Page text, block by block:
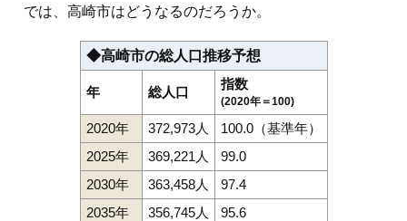
中豊岡町 7.2万円
730万円
箕郷町西明屋 7.0万円 759万円
北原町 6.9万円
阿久津町 6.9万円
下滝町 6.8万円
では、高崎市はどうなるのだろうか。
◆高崎市の総人口推移予想
年 総人口
指数
(2020年＝100)
2020年 372,973人
100.0（基準年）
2025年
369,221人
99.0
2030年
363,458人
97.4
2035年
356,745人
95.6